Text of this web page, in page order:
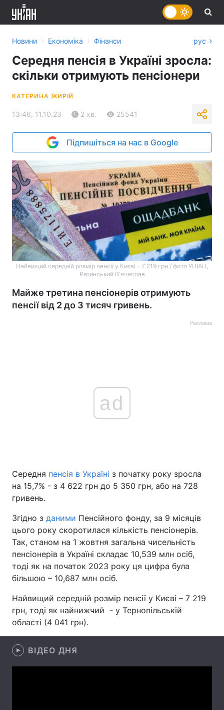
Головна Війна
Україна Політика
Економіка
Спорт Наука
Техно і зв'язок
Зброя Інциденти
Здоров'я
Цікавинки
Екологія Регіони
Новини › Економіка › Фінанси рус
Середня пенсія в Україні зросла:
скільки отримують пенсіонери
КАТЕРИНА ЖИРІЙ
13:46, 11.10.23 2 хв. 25541
Підпишіться на нас в Google
Найвищий середній розмір пенсії у Києві – 7 219 грн / фото УНІАН,
Ратинський В'ячеслав
Майже третина пенсіонерів отримують
пенсії від 2 до 3 тисяч гривень.
Реклама
ad
Середня пенсія в Україні з початку року зросла
на 15,7% - з 4 622 грн до 5 350 грн, або на 728
гривень.
Згідно з даними Пенсійного фонду, за 9 місяців
цього року скоротилася кількість пенсіонерів.
Так, станом на 1 жовтня загальна чисельність
пенсіонерів в Україні складає 10,539 млн осіб,
тоді як на початок 2023 року ця цифра була
більшою – 10,687 млн осіб.
Найвищий середній розмір пенсії у Києві – 7 219
грн, тоді як найнижчий - у Тернопільській
області (4 041 грн).
ВІДЕО ДНЯ